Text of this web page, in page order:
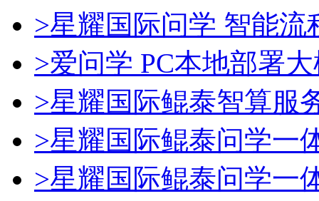
>星耀国际问学 智能流
>爱问学 PC本地部署
>星耀国际鲲泰智算服
>星耀国际鲲泰问学一
>星耀国际鲲泰问学一